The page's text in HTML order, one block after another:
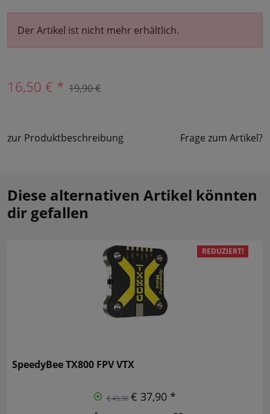
Der Artikel ist nicht mehr erhältlich.
16,50 € * 19,90 €
zur Produktbeschreibung Frage zum Artikel?
Diese alternativen Artikel könnten
dir gefallen
REDUZIERT!
SpeedyBee TX800 FPV VTX
€ 43,90 € 37,90 *